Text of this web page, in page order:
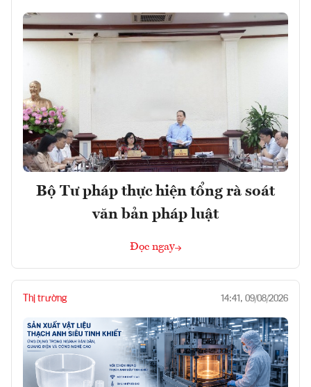
Bộ Tư pháp thực hiện tổng rà soát
văn bản pháp luật
Đọc ngay
Thị trường 14:41, 09/08/2026